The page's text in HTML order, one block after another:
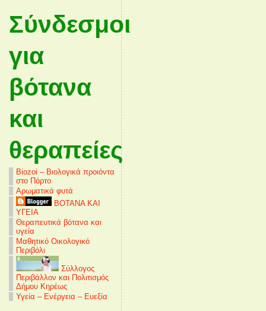
Σύνδεσμοι
για
βότανα
και
θεραπείες
Biozoi – Βιολογικά προιόντα
στο Πόρτο
Αρωματικά φυτά
ΒΟΤΑΝΑ ΚΑΙ
ΥΓΕΙΑ
Θεραπευτικά βότανα και
υγεία
Μαθητικό Οικολογικό
Περιβόλι
Σύλλογος
Περιβάλλον και Πολιτισμός
Δήμου Κηρέως
Υγεία – Ενέργεια – Ευεξία